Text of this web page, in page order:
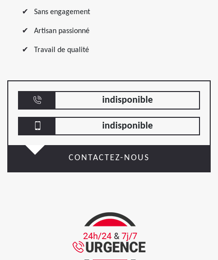
Sans engagement
Artisan passionné
Travail de qualité
indisponible
indisponible
CONTACTEZ-NOUS